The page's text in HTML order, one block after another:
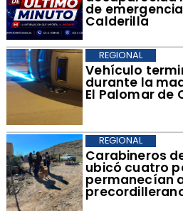
de
Calderilla
Vehículo
durante la
El Palomar de
REGIONAL
Carabineros
ubicó cuatro
permanecían
REGIONAL